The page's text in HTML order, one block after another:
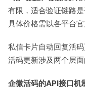
有限，适合验证链路
具体价格需以各平台官
私信卡片自动回复活
活码更新涉及两个层
企微活码的API接口机